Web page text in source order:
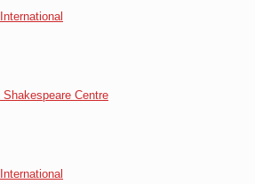
Centre